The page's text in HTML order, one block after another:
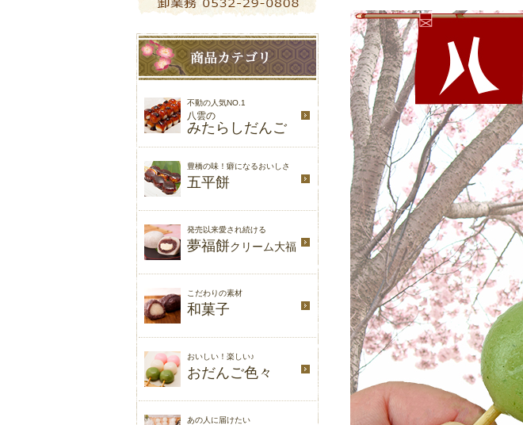
不動の人気NO.1
八雲の
みたらしだんご
豊橋の味！癖になるおいしさ
五平餅
発売以来愛され続ける
夢福餅クリーム大福
こだわりの素材
和菓子
おいしい！楽しい♪
おだんご色々
あの人に届けたい